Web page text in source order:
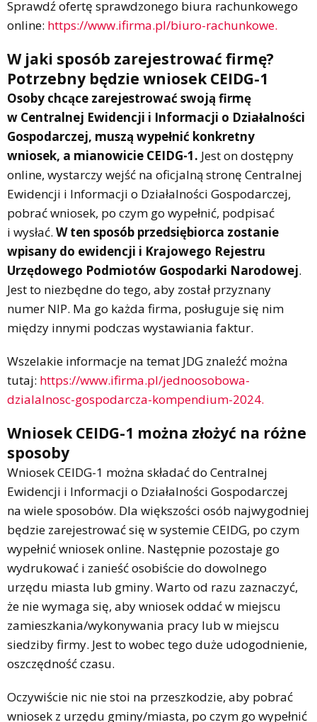
Sprawdź ofertę sprawdzonego biura rachunkowego
online: https://www.ifirma.pl/biuro-rachunkowe.
W jaki sposób zarejestrować firmę?
Potrzebny będzie wniosek CEIDG-1
Osoby chcące zarejestrować swoją firmę
w Centralnej Ewidencji i Informacji o Działalności
Gospodarczej, muszą wypełnić konkretny
wniosek, a mianowicie CEIDG-1. Jest on dostępny
online, wystarczy wejść na oficjalną stronę Centralnej
Ewidencji i Informacji o Działalności Gospodarczej,
pobrać wniosek, po czym go wypełnić, podpisać
i wysłać. W ten sposób przedsiębiorca zostanie
wpisany do ewidencji i Krajowego Rejestru
Urzędowego Podmiotów Gospodarki Narodowej.
Jest to niezbędne do tego, aby został przyznany
numer NIP. Ma go każda firma, posługuje się nim
między innymi podczas wystawiania faktur.
Wszelakie informacje na temat JDG znaleźć można
tutaj: https://www.ifirma.pl/jednoosobowa-
dzialalnosc-gospodarcza-kompendium-2024.
Wniosek CEIDG-1 można złożyć na różne
sposoby
Wniosek CEIDG-1 można składać do Centralnej
Ewidencji i Informacji o Działalności Gospodarczej
na wiele sposobów. Dla większości osób najwygodniej
będzie zarejestrować się w systemie CEIDG, po czym
wypełnić wniosek online. Następnie pozostaje go
wydrukować i zanieść osobiście do dowolnego
urzędu miasta lub gminy. Warto od razu zaznaczyć,
że nie wymaga się, aby wniosek oddać w miejscu
zamieszkania/wykonywania pracy lub w miejscu
siedziby firmy. Jest to wobec tego duże udogodnienie,
oszczędność czasu.
Oczywiście nic nie stoi na przeszkodzie, aby pobrać
wniosek z urzędu gminy/miasta, po czym go wypełnić